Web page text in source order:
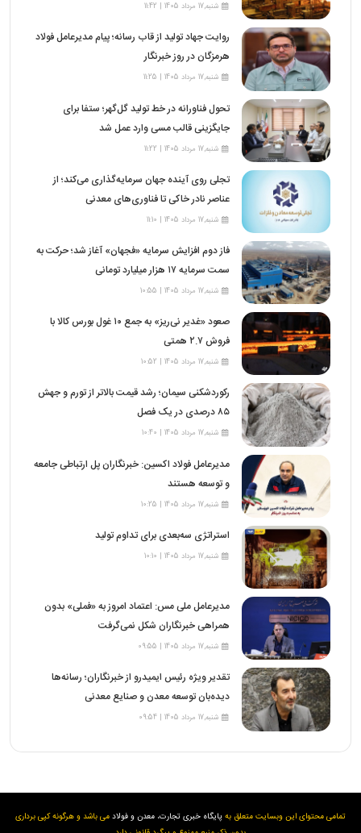
شنبه,17 مرداد 1405 | 11:42
روایت جهاد تولید از قاب رسانه؛ پیام مدیرعامل فولاد
هرمزگان در روز خبرنگار
شنبه,17 مرداد 1405 | 11:25
تحول فناورانه در خط تولید گل‌گهر؛ ستفا برای
جایگزینی قالب مسی وارد عمل شد
شنبه,17 مرداد 1405 | 11:22
تجلی روی آینده جهان سرمایه‌گذاری می‌کند؛ از
عناصر نادر خاکی تا فناوری‌های معدنی
شنبه,17 مرداد 1405 | 11:10
فاز دوم افزایش سرمایه «فجهان» آغاز شد؛ حرکت به
سمت سرمایه ۱۷ هزار میلیارد تومانی
شنبه,17 مرداد 1405 | 10:55
صعود «غدیر نی‌ریز» به جمع ۱۰ غول بورس کالا با
فروش ۲.۷ همتی
شنبه,17 مرداد 1405 | 10:52
رکوردشکنی سیمان؛ رشد قیمت بالاتر از تورم و جهش
۸۵ درصدی در یک فصل
شنبه,17 مرداد 1405 | 10:40
مدیرعامل فولاد اکسین: خبرنگاران پل ارتباطی جامعه
و توسعه هستند
شنبه,17 مرداد 1405 | 10:25
استراتژی سه‌بعدی برای تداوم تولید
شنبه,17 مرداد 1405 | 10:10
مدیرعامل ملی مس: اعتماد امروز به «فملی» بدون
همراهی خبرنگاران شکل نمی‌گرفت
شنبه,17 مرداد 1405 | 09:55
تقدیر ویژه رئیس ایمیدرو از خبرنگاران؛ رسانه‌ها
دیده‌بان توسعه معدن و صنایع معدنی
شنبه,17 مرداد 1405 | 09:54
تمامی محتوای این وبسایت متعلق بهپایگاه خبری تجارت، معدن و فولادمی باشد و هرگونه کپی برداری